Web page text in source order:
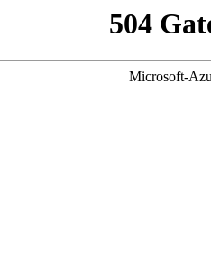
504
Microsoft-